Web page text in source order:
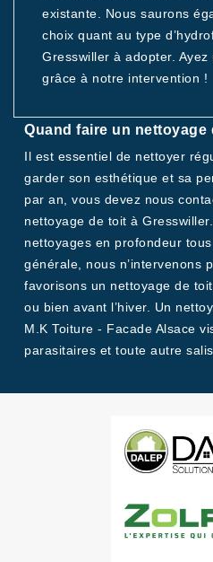
existante. Nous saurons
choix quant au type
Gresswiller à adopter.
grâce à notre intervention !
Quand faire un nettoyage
Il est essentiel de nettoyer
garder son esthétique et sa
par an, vous devez nous
nettoyage de toit à
nettoyages en profondeur
générale, nous n’intervenons
favorisons un nettoyage de
ou bien avant l’hiver. Un
M.K Toiture - Facade Alsace
parasitaires et toute autre